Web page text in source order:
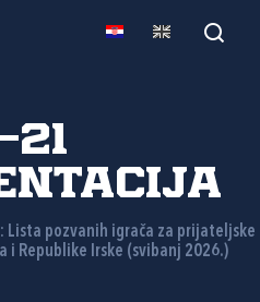
21
Lista pozvanih igrača za prijateljske
i Republike Irske (svibanj 2026.)